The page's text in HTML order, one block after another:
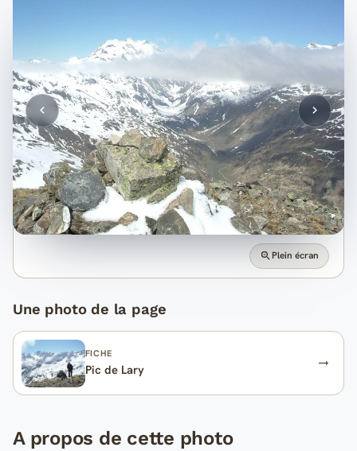
Plein écran
Une photo de la page
FICHE
Pic de Lary
A propos de cette photo